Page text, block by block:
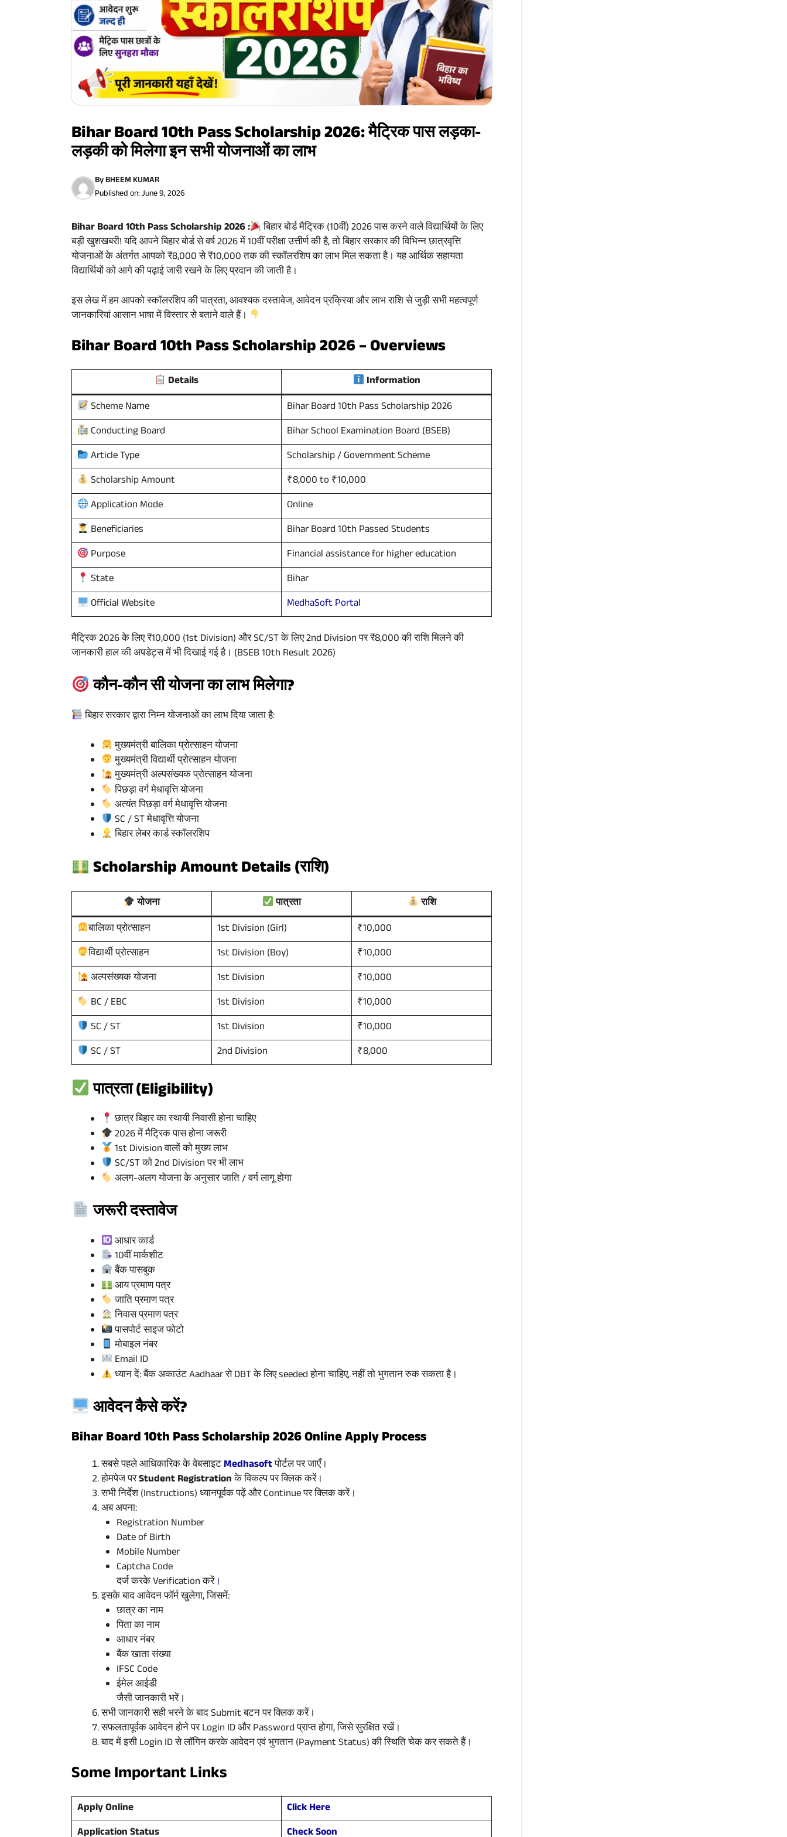
Bihar Board 10th Pass Scholarship 2026: मैट्रिक पास लड़का-
लड़की को मिलेगा इन सभी योजनाओं का लाभ
ByBHEEM KUMAR
Published on:June 9, 2026
Bihar Board 10th Pass Scholarship 2026 :
बिहार बोर्ड मैट्रिक (10वीं) 2026 पास करने वाले विद्यार्थियों के लिए
बड़ी खुशखबरी! यदि आपने बिहार बोर्ड से वर्ष 2026 में 10वीं परीक्षा उत्तीर्ण की है, तो बिहार सरकार की विभिन्न छात्रवृत्ति
योजनाओं के अंतर्गत आपको ₹8,000 से ₹10,000 तक की स्कॉलरशिप का लाभ मिल सकता है। यह आर्थिक सहायता
विद्यार्थियों को आगे की पढ़ाई जारी रखने के लिए प्रदान की जाती है।
इस लेख में हम आपको स्कॉलरशिप की पात्रता, आवश्यक दस्तावेज, आवेदन प्रक्रिया और लाभ राशि से जुड़ी सभी महत्वपूर्ण
जानकारियां आसान भाषा में विस्तार से बताने वाले हैं।
Bihar Board 10th Pass Scholarship 2026 – Overviews
Details
Information
Scheme Name
Bihar Board 10th Pass Scholarship 2026
Conducting Board
Bihar School Examination Board (BSEB)
Article Type
Scholarship / Government Scheme
Scholarship Amount
₹8,000 to ₹10,000
Application Mode
Online
Beneficiaries
Bihar Board 10th Passed Students
Purpose
Financial assistance for higher education
State
Bihar
Official Website
MedhaSoft Portal
मैट्रिक 2026 के लिए ₹10,000 (1st Division) और SC/ST के लिए 2nd Division पर ₹8,000 की राशि मिलने की
जानकारी हाल की अपडेट्स में भी दिखाई गई है। (BSEB 10th Result 2026)
कौन-कौन सी योजना का लाभ मिलेगा?
बिहार सरकार द्वारा निम्न योजनाओं का लाभ दिया जाता है:
मुख्यमंत्री बालिका प्रोत्साहन योजना
मुख्यमंत्री विद्यार्थी प्रोत्साहन योजना
मुख्यमंत्री अल्पसंख्यक प्रोत्साहन योजना
पिछड़ा वर्ग मेधावृत्ति योजना
अत्यंत पिछड़ा वर्ग मेधावृत्ति योजना
SC / ST मेधावृत्ति योजना
बिहार लेबर कार्ड स्कॉलरशिप
Scholarship Amount Details (राशि)
योजना पात्रता
राशि
बालिका प्रोत्साहन
1st Division (Girl)
₹10,000
विद्यार्थी प्रोत्साहन
1st Division (Boy)
₹10,000
अल्पसंख्यक योजना
1st Division
₹10,000
BC / EBC
1st Division
₹10,000
SC / ST
1st Division
₹10,000
SC / ST
2nd Division ₹8,000
पात्रता (Eligibility)
छात्र बिहार का स्थायी निवासी होना चाहिए
2026 में मैट्रिक पास होना जरूरी
1st Division वालों को मुख्य लाभ
SC/ST को 2nd Division पर भी लाभ
अलग-अलग योजना के अनुसार जाति / वर्ग लागू होगा
जरूरी दस्तावेज
आधार कार्ड
10वीं मार्कशीट
बैंक पासबुक
आय प्रमाण पत्र
जाति प्रमाण पत्र
निवास प्रमाण पत्र
पासपोर्ट साइज फोटो
मोबाइल नंबर
Email ID
ध्यान दें: बैंक अकाउंट Aadhaar से DBT के लिए seeded होना चाहिए, नहीं तो भुगतान रुक सकता है।
आवेदन कैसे करें?
Bihar Board 10th Pass Scholarship 2026 Online Apply Process
सबसे पहले आधिकारिक के वेबसाइटMedhasoftपोर्टल पर जाएँ।
होमपेज परStudent Registrationके विकल्प पर क्लिक करें।
सभी निर्देश (Instructions) ध्यानपूर्वक पढ़ें और Continue पर क्लिक करें।
अब अपना:
Registration Number
Date of Birth
Mobile Number
Captcha Code
दर्ज करके Verification करें।
इसके बाद आवेदन फॉर्म खुलेगा, जिसमें:
छात्र का नाम
पिता का नाम
आधार नंबर
बैंक खाता संख्या
IFSC Code
ईमेल आईडी
जैसी जानकारी भरें।
सभी जानकारी सही भरने के बाद Submit बटन पर क्लिक करें।
सफलतापूर्वक आवेदन होने पर Login ID और Password प्राप्त होगा, जिसे सुरक्षित रखें।
बाद में इसी Login ID से लॉगिन करके आवेदन एवं भुगतान (Payment Status) की स्थिति चेक कर सकते हैं।
Some Important Links
Apply Online
Click Here
Application Status
Check Soon